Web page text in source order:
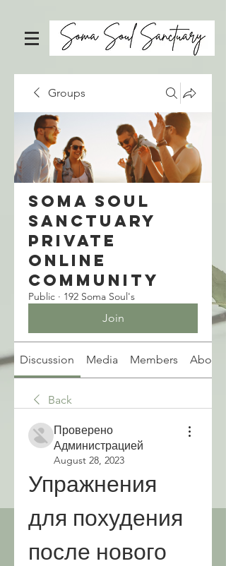
Groups
Soma Soul
Sanctuary
Private
Online
Community
Public · 192 Soma Soul's
Join
Discussion Media Members About
Back
Проверено
Администрацией
August 28, 2023
Упражнения
для похудения
после нового